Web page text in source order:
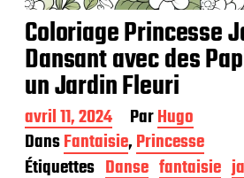
Coloriage Princesse
Dansant avec des
un Jardin Fleuri
D
a
t
e
avril 11, 2024 ParHugo
DansFantaisie,Princesse
Étiquettes Danse fantaisie